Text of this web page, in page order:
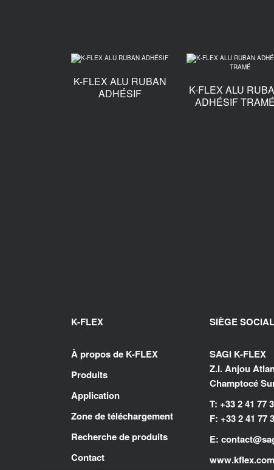
K-FLEX ALU RUBAN
ADHÉSIF
K-FLEX ALU
ADHÉSIF TRAMÉ
K-FLEX
À propos de K-FLEX
Produits
Application
Zone de téléchargement
Recherche de produits
Contact
SIÈGE SOCIAL
SAGI K-FLEX
Z.I. Anjou
Champtocé
T: +33 2 41 77
F: +33 2 41 77
E:
www.kflex.com